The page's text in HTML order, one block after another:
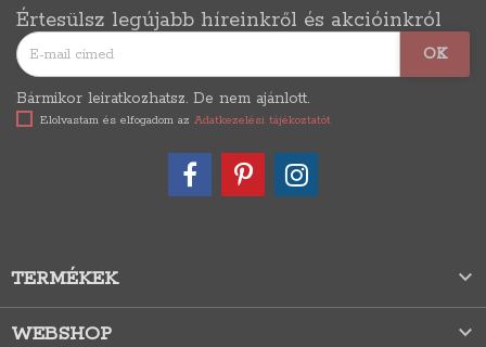
Értesülsz legújabb híreinkről és akcióinkról
Bármikor leiratkozhatsz. De nem ajánlott.
Elolvastam és elfogadom az Adatkezelési tájékoztatót
TERMÉKEK 
WEBSHOP 